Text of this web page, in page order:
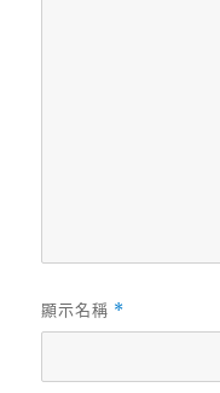
顯示名稱 *